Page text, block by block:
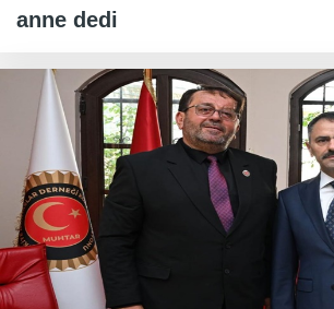
anne dedi